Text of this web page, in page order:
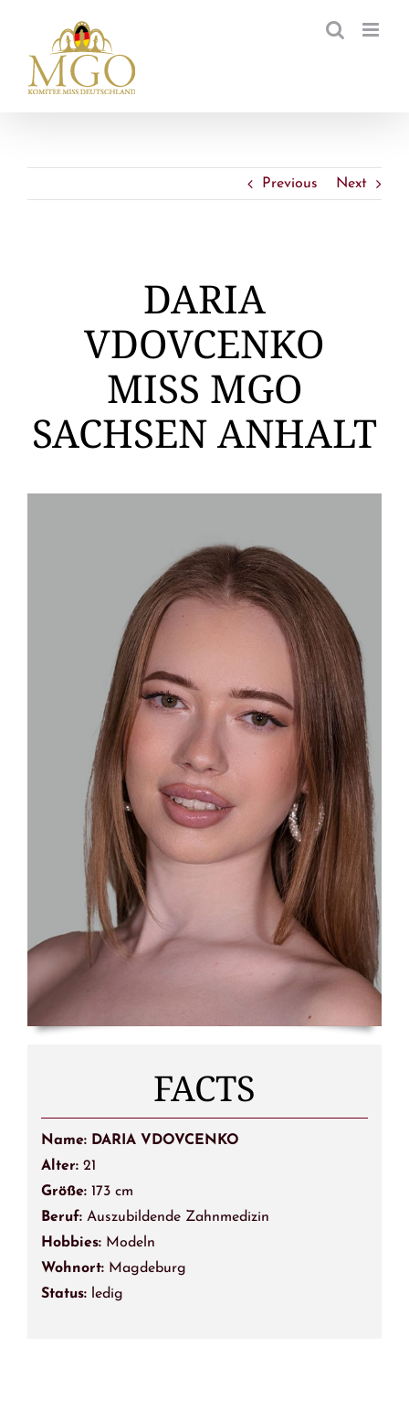
springen
Previous Next
DARIA
VDOVCENKO
MISS MGO
SACHSEN ANHALT
FACTS
Name: DARIA VDOVCENKO
Alter:21
Größe:173 cm
Beruf:Auszubildende Zahnmedizin
Hobbies:Modeln
Wohnort: Magdeburg
Status:ledig